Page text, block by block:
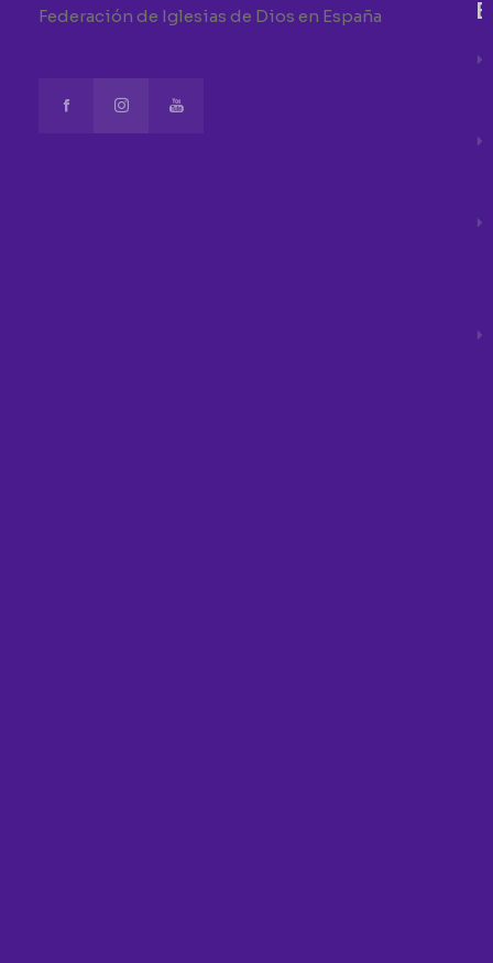
Federación de Iglesias de Dios en España
E